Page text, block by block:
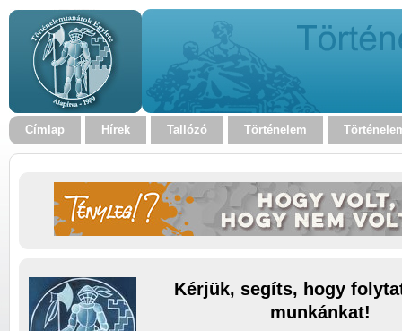
Címlap Hírek Tallózó Történelem
Kérjük, segíts, hogy
munkánkat!